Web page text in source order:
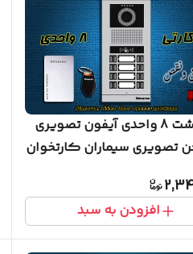
پنل هشت 8 واحدی آیفون تصویری
تصویری سیماران کارتخوان
افزودن به سبد